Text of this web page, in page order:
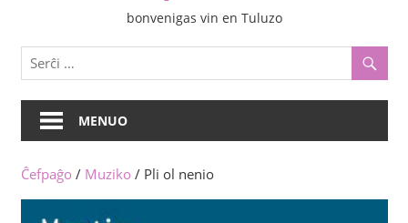
bonvenigas vin en Tuluzo
MENUO
Ĉefpaĝo / Muziko / Pli ol nenio